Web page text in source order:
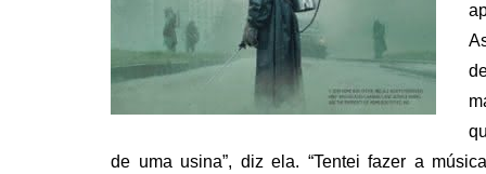
de uma usina”, diz ela. “Tentei fazer a